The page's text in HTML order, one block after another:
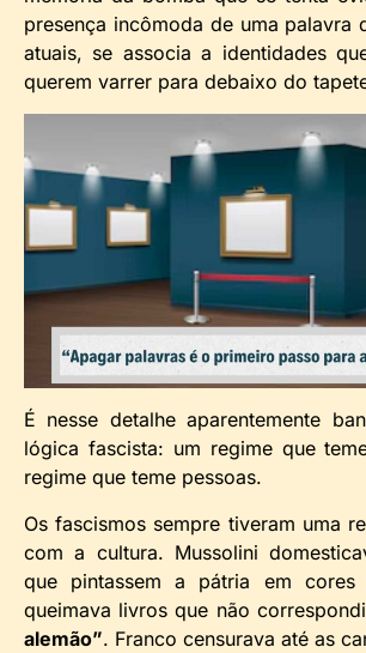
presença incômoda de uma palavra
atuais, se associa a identidades
querem varrer para debaixo do
É nesse detalhe aparentemente
lógica fascista: um regime que
regime que teme pessoas.
Os fascismos sempre tiveram uma
com a cultura. Mussolini
que pintassem a pátria em cores
queimava livros que não
alemão”. Franco censurava até as